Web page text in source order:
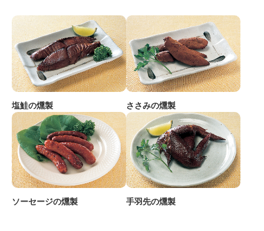
塩鮭の燻製 ささみの燻製
ソーセージの燻製 手羽先の燻製